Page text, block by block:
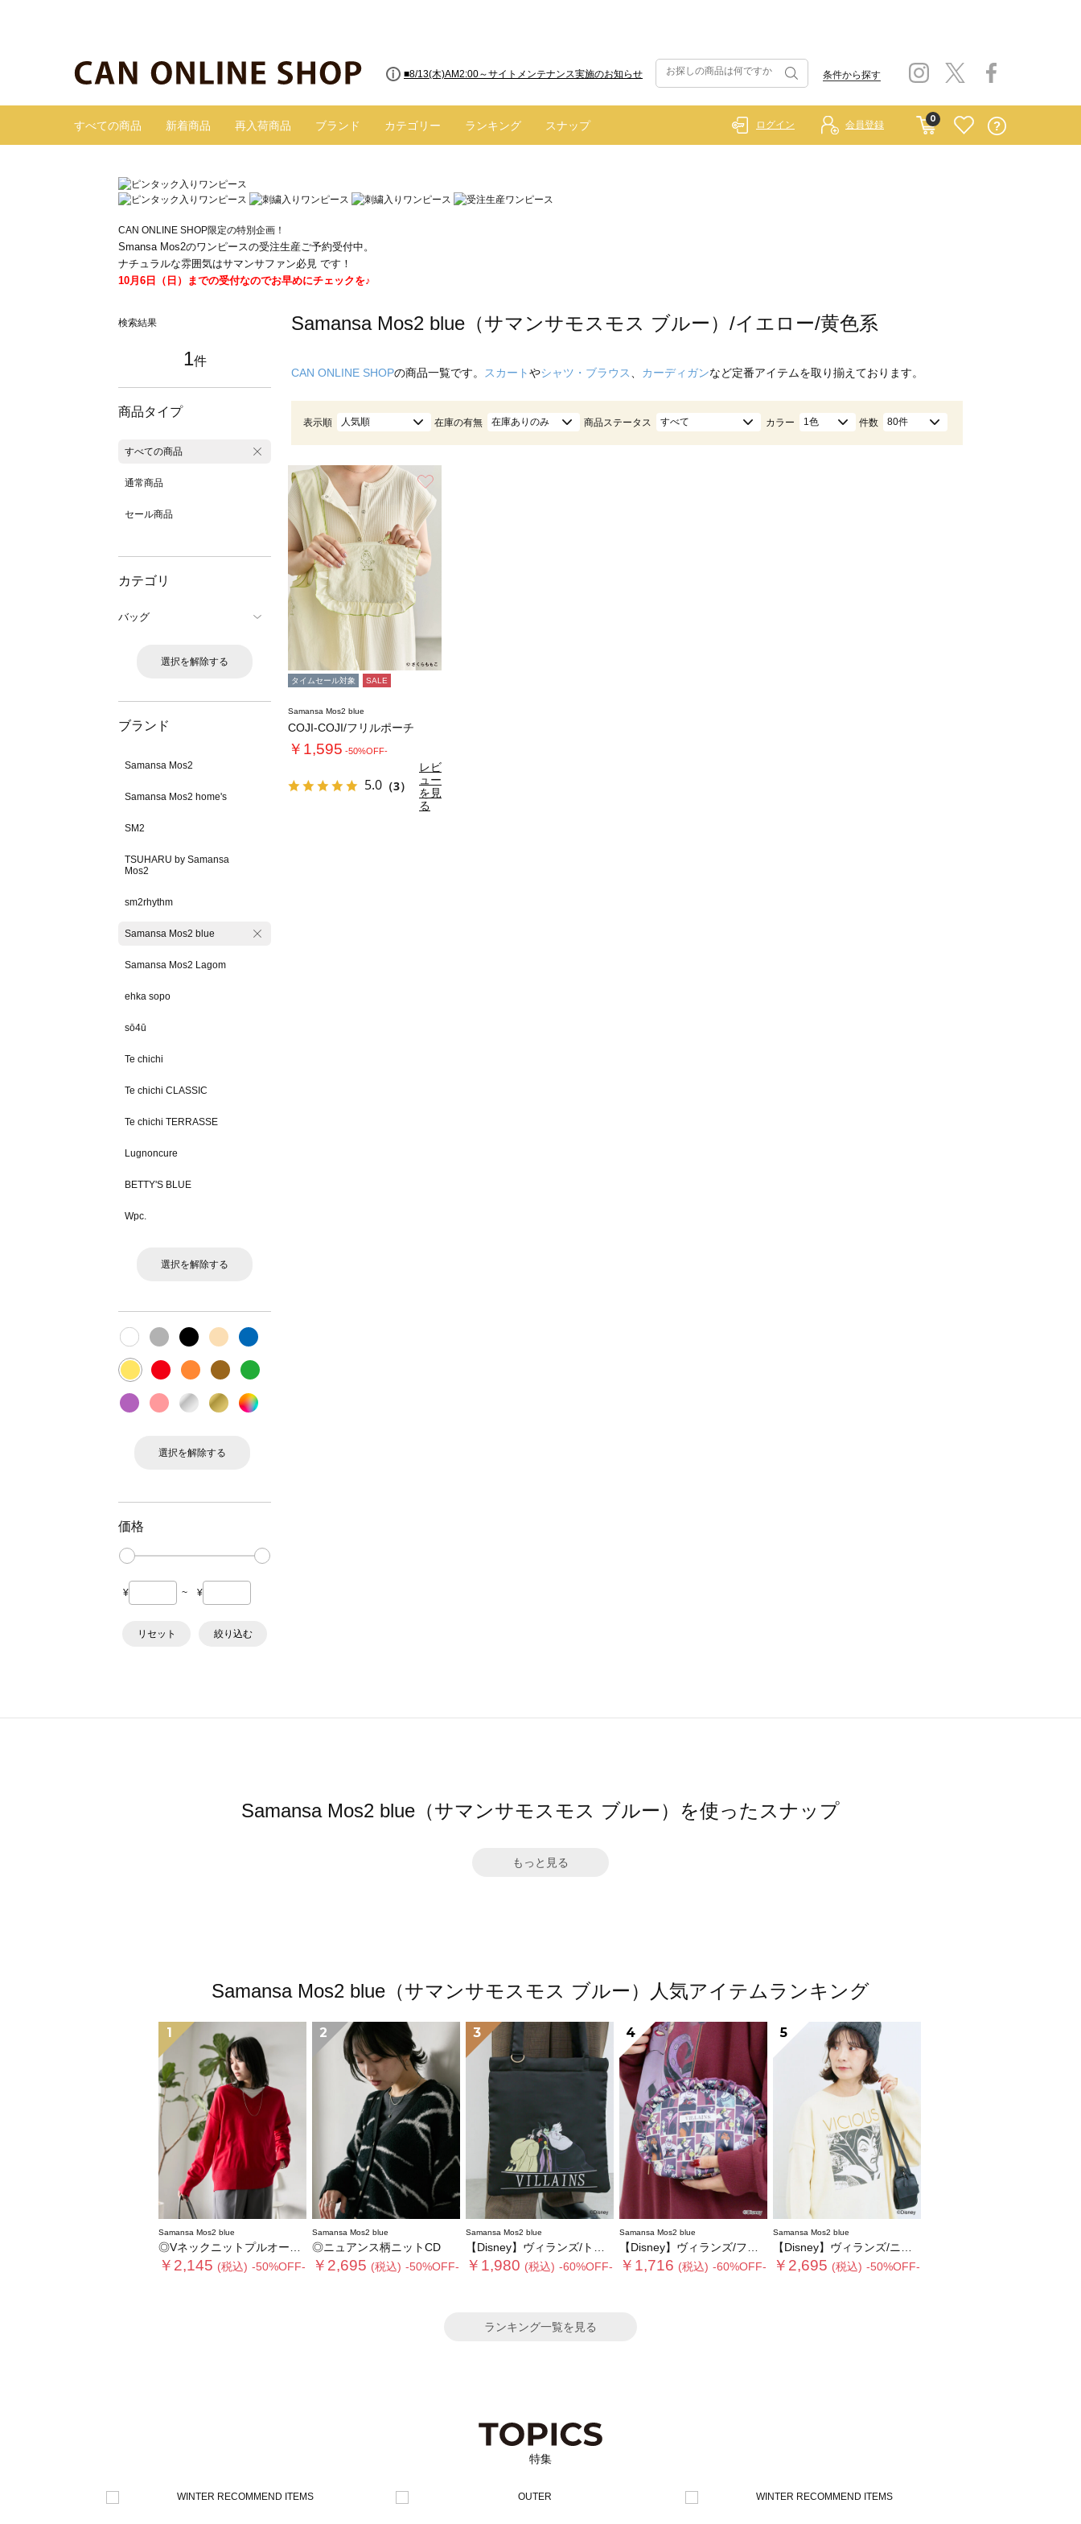
■8/13(木)AM2:00～サイトメンテナンス実施のお知らせ 条件から探す
すべての商品 新着商品 再入荷商品 ブランド カテゴリー ランキング スナップ
0
ログイン 会員登録
CAN ONLINE SHOP限定の特別企画！
Smansa Mos2のワンピースの受注生産ご予約受付中。
ナチュラルな雰囲気はサマンサファン必見 です！
10月6日（日）までの受付なのでお早めにチェックを♪
検索結果
1件
商品タイプ
すべての商品
通常商品
セール商品
カテゴリ
バッグ
選択を解除する
ブランド
Samansa Mos2
Samansa Mos2 home's
SM2
TSUHARU by Samansa
Mos2
sm2rhythm
Samansa Mos2 blue
Samansa Mos2 Lagom
ehka sopo
sō4ū
Te chichi
Te chichi CLASSIC
Te chichi TERRASSE
Lugnoncure
BETTY'S BLUE
Wpc.
選択を解除する
選択を解除する
価格
¥ ~ ¥
リセット 絞り込む
Samansa Mos2 blue（サマンサモスモス ブルー）/イエロー/黄色系
CAN ONLINE SHOPの商品一覧です。 スカートやシャツ・ブラウス カーディガンなど定番アイテムを取り揃えております。
表示順 人気順 在庫の有無 在庫ありのみ 商品ステータス すべて カラー 1色 件数 80件
タイムセール対象 SALE
Samansa Mos2 blue
COJI-COJI/フリルポーチ
￥1,595 -50%OFF-
5.0 （3）
レビ
ュー
を見
る
Samansa Mos2 blue（サマンサモスモス ブルー）を使ったスナップ
もっと見る
Samansa Mos2 blue（サマンサモスモス ブルー）人気アイテムランキング
1
Samansa Mos2 blue
◎Vネックニットプルオーバー
￥2,145 (税込) -50%OFF-
2
Samansa Mos2 blue
◎ニュアンス柄ニットCD
￥2,695 (税込) -50%OFF-
3
Samansa Mos2 blue
【Disney】ヴィランズ/トートバッグ
￥1,980 (税込) -60%OFF-
4
Samansa Mos2 blue
【Disney】ヴィランズ/フリルポーチ
￥1,716 (税込) -60%OFF-
5
Samansa Mos2 blue
【Disney】ヴィランズ/ニット
￥2,695 (税込) -50%OFF-
ランキング一覧を見る
特集